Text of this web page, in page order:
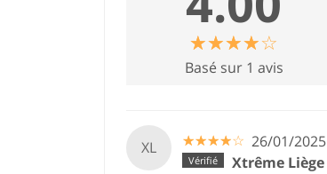
☆☆☆☆☆
★★★★★
Basé sur 1 avis
XL ☆☆☆☆☆
★★★★★ 26/01/2025
Xtrême Liège